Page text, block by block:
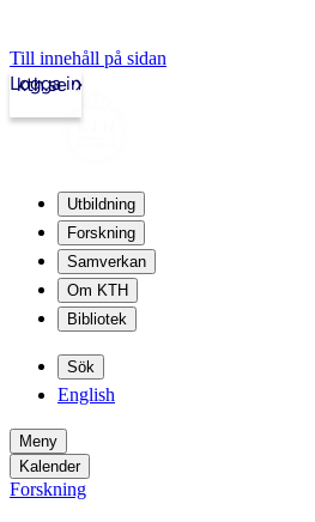
Till innehåll på sidan
kth.se
Logga in
Utbildning
Forskning
Samverkan
Om KTH
Bibliotek
Sök
English
Meny
Kalender
Forskning